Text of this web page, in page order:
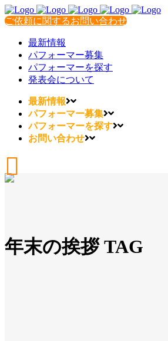
ご依頼に関するお問い合わせ
最新情報
パフォーマー募集
パフォーマーを探す
発表会について
最新情報
パフォーマー募集
パフォーマーを探す
お問い合わせ
年末の挨拶 TAG